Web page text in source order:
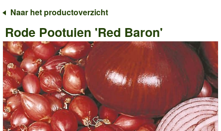
Naar het productoverzicht
Rode Pootuien 'Red Baron'